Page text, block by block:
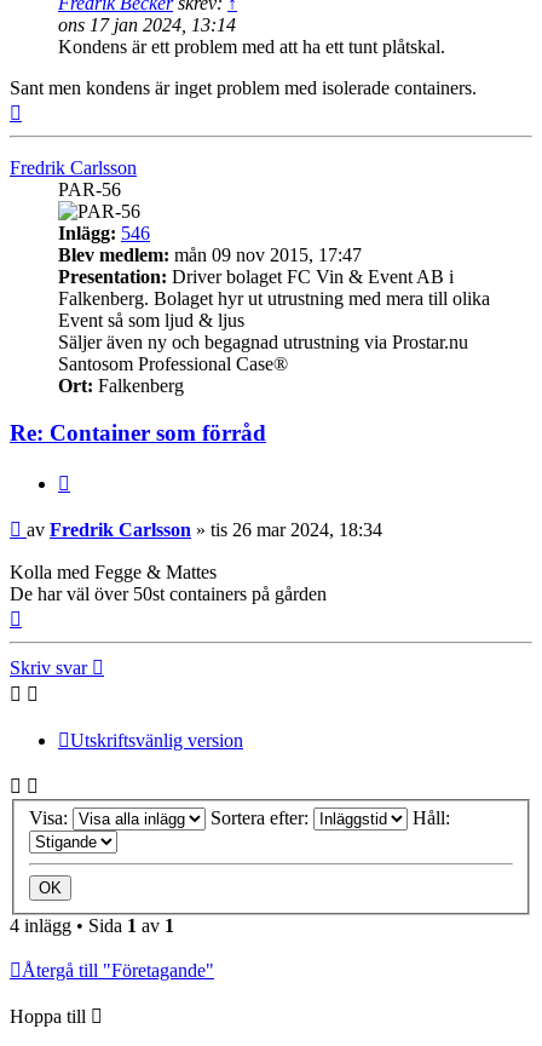
ons 17 jan 2024, 13:14
Kondens är ett problem med att ha ett tunt plåtskal.
Sant men kondens är inget problem med isolerade containers.
Fredrik Carlsson
PAR-56
Inlägg: 546
Blev medlem: mån 09 nov 2015, 17:47
Presentation: Driver bolaget FC Vin & Event AB i
Falkenberg. Bolaget hyr ut utrustning med mera till olika
Event så som ljud & ljus
Säljer även ny och begagnad utrustning via Prostar.nu
Santosom Professional Case®
Ort: Falkenberg
Re: Container som förråd
Inlägg
av Fredrik Carlsson » tis 26 mar 2024, 18:34
Kolla med Fegge & Mattes
De har väl över 50st containers på gården
Skriv svar
Utskriftsvänlig version
Visa: Sortera efter: Håll:
4 inlägg • Sida 1 av 1
Återgå till "Företagande"
Hoppa till